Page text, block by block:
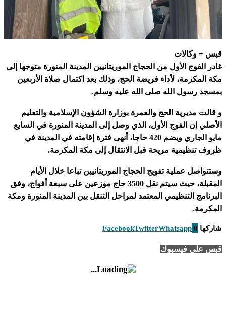
قبس + وكالات
غادر الفوج الأول من الحجاج الموريتانيين المدينة المنورة متوجها إلى
مكة المكرمة، لأداء فريضة الحج، وذلك بعد اكتمال صلاة الأربعين
بمسجد رسول الله صلى الله عليه وسلم.
و قالت مديرية الحج والعمرة بوزارة الشؤون الإسلامية والتعليم
الأصلي إن الفوج الأول، الذي وصل إلى المدينة المنورة في السابع
مايو الجاري ويضم 420 حاجا، أنهى فترة إقامته في المدينة في
ظروف تنظيمية مريحة قبل الانتقال إلى مكة المكرمة.
وستتواصل عملية تفويج الحجاج الموريتانيين تباعا خلال الأيام
المقبلة، حيث سيتم نقل 3500 حاج موزعين على سبعة أفواج، وفق
البرنامج التنظيمي المعتمد لمراحل التنقل بين المدينة المنورة ومكة
المكرمة.
شاركها 0
FacebookTwitterWhatsapp
قبس على فيسبوك